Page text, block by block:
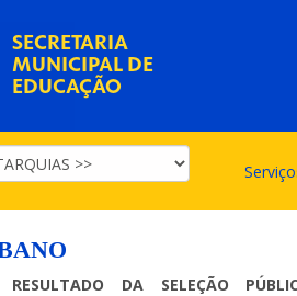
SECRETARIA
MUNICIPAL DE
EDUCAÇÃO
RESULTADO DA SELEÇÃO